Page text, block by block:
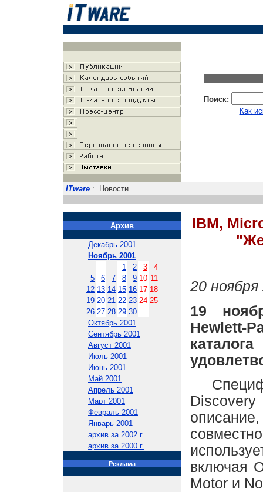
Поиск:
Как
ITware :. Новости
Архив
Декабрь 2001
Ноябрь 2001
1
2 3
4
5
6 7 8 9 10 11
12 13 14 15 16 17 18
19 20 21 22 23 24 25
26 27 28 29 30
Октябрь 2001
Сентябрь 2001
Август 2001
Июль 2001
Июнь 2001
Май 2001
Апрель 2001
Март 2001
Февраль 2001
Январь 2001
архив за 2002 г.
архив за 2000 г.
Реклама
IBM,
20 ноября
19
Hewlett-
включая
Motor и